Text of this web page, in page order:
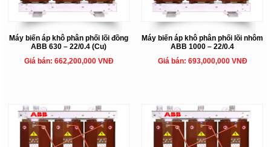
Máy biến áp khô phân phối lõi đồng
ABB 630 – 22/0.4 (Cu)
Giá bán: 662,200,000 VNĐ
Máy biến áp khô phân phối lõi nhôm
ABB 1000 – 22/0.4
Giá bán: 693,000,000 VNĐ